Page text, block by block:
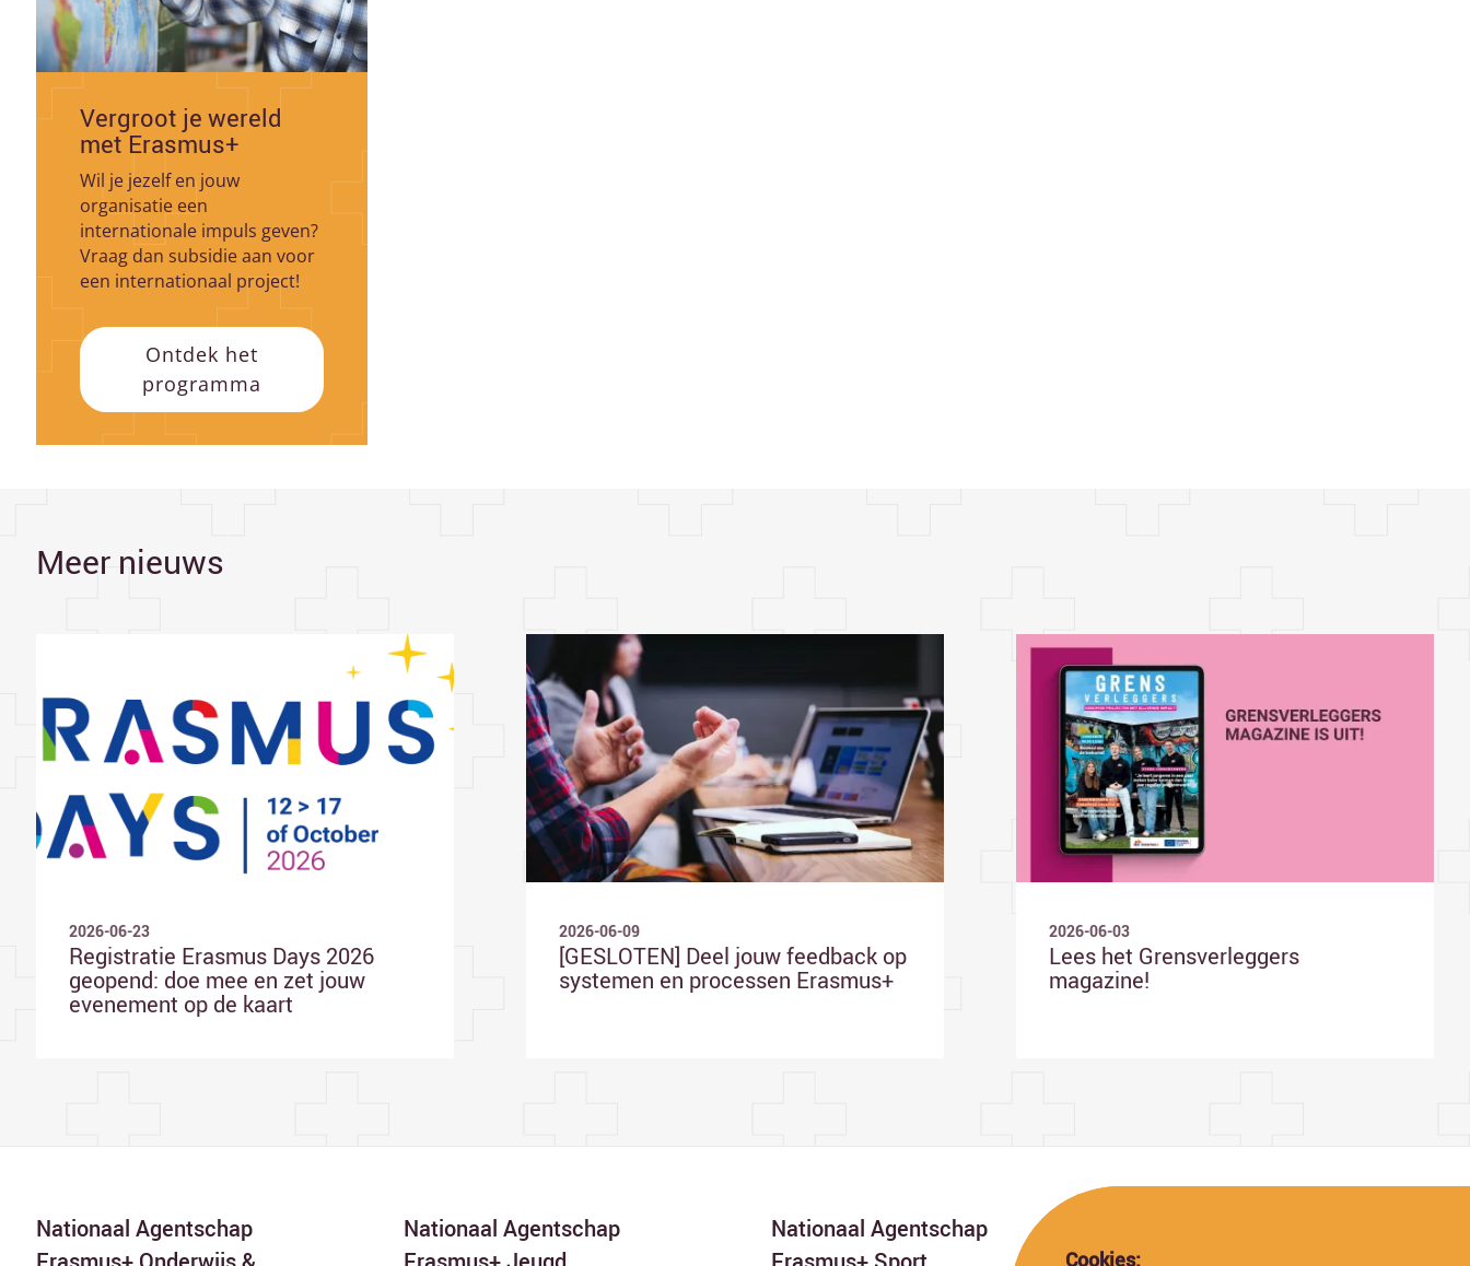
Vergroot je wereld
met Erasmus+
Wil je jezelf en jouw
organisatie een
internationale impuls geven?
Vraag dan subsidie aan voor
een internationaal project!
Ontdek het
programma
Meer nieuws
2026-06-23
Registratie Erasmus Days 2026
geopend: doe mee en zet jouw
evenement op de kaart
2026-06-09
[GESLOTEN] Deel jouw feedback op
systemen en processen Erasmus+
2026-06-03
Lees het Grensverleggers
magazine!
Nationaal Agentschap
Nationaal Agentschap
Nationaal Agentschap
Cookies: